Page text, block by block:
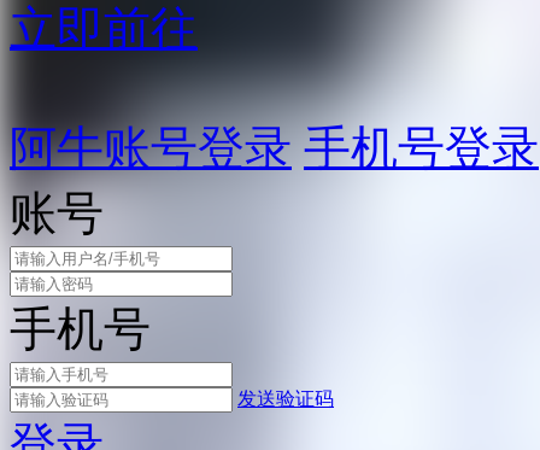
立即前往
阿牛账号登录 手机号登录
账号
手机号
发送验证码